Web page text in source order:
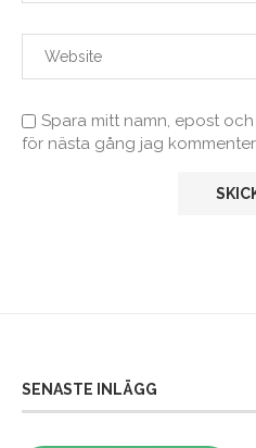
Spara mitt namn, epost
för nästa gång jag
SENASTE INLÄGG